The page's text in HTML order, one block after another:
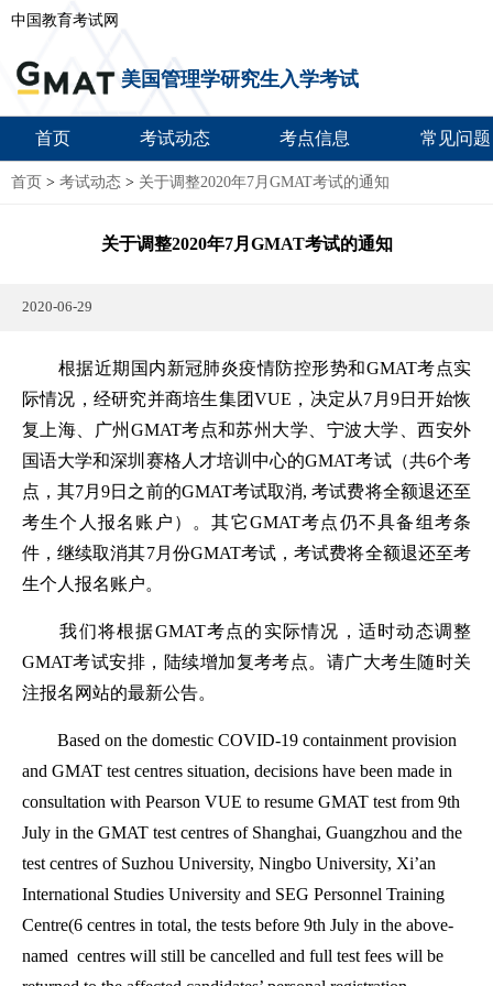
中国教育考试网
美国管理学研究生入学考试
首页 考试动态 考点信息 常见问题
首页 > 考试动态 > 关于调整2020年7月GMAT考试的通知
关于调整2020年7月GMAT考试的通知
2020-06-29
根据近期国内新冠肺炎疫情防控形势和GMAT考点实
际情况，经研究并商培生集团VUE，决定从7月9日开始恢
复上海、广州GMAT考点和苏州大学、宁波大学、西安外
国语大学和深圳赛格人才培训中心的GMAT考试（共6个考
点，其7月9日之前的GMAT考试取消, 考试费将全额退还至
考生个人报名账户）。其它GMAT考点仍不具备组考条
件，继续取消其7月份GMAT考试，考试费将全额退还至考
生个人报名账户。
我们将根据GMAT考点的实际情况，适时动态调整
GMAT考试安排，陆续增加复考考点。请广大考生随时关
注报名网站的最新公告。
Based on the domestic COVID-19 containment provision
and GMAT test centres situation, decisions have been made in
consultation with Pearson VUE to resume GMAT test from 9th
July in the GMAT test centres of Shanghai, Guangzhou and the
test centres of Suzhou University, Ningbo University, Xi’an
International Studies University and SEG Personnel Training
Centre(6 centres in total, the tests before 9th July in the above-
named centres will still be cancelled and full test fees will be